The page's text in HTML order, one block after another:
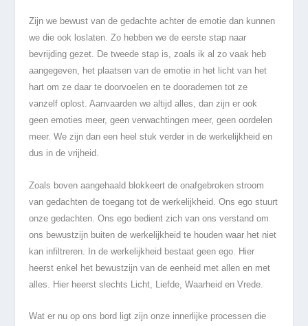
Zijn we bewust van de gedachte achter de emotie dan kunnen
we die ook loslaten. Zo hebben we de eerste stap naar
bevrijding gezet. De tweede stap is, zoals ik al zo vaak heb
aangegeven, het plaatsen van de emotie in het licht van het
hart om ze daar te doorvoelen en te doorademen tot ze
vanzelf oplost. Aanvaarden we altijd alles, dan zijn er ook
geen emoties meer, geen verwachtingen meer, geen oordelen
meer. We zijn dan een heel stuk verder in de werkelijkheid en
dus in de vrijheid.
Zoals boven aangehaald blokkeert de onafgebroken stroom
van gedachten de toegang tot de werkelijkheid. Ons ego stuurt
onze gedachten. Ons ego bedient zich van ons verstand om
ons bewustzijn buiten de werkelijkheid te houden waar het niet
kan infiltreren. In de werkelijkheid bestaat geen ego. Hier
heerst enkel het bewustzijn van de eenheid met allen en met
alles. Hier heerst slechts Licht, Liefde, Waarheid en Vrede.
Wat er nu op ons bord ligt zijn onze innerlijke processen die